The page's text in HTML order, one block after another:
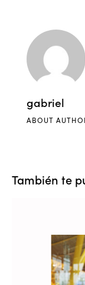
gabriel
ABOUT
También te